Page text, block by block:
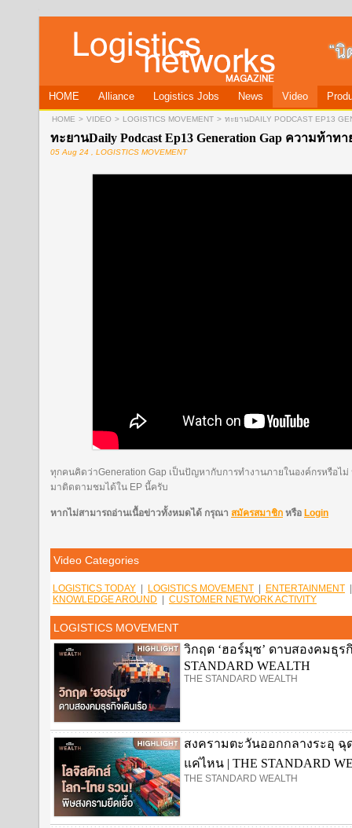
HOME Alliance Logistics Jobs News Video
HOME > VIDEO > LOGISTICS MOVEMENT > ทะยานDAILY PODCAST EP13
ทะยานDaily Podcast Ep13 Generation Gap ความท้าท
05 Aug 24 , LOGISTICS MOVEMENT
ทุกคนคิดว่าGeneration Gap เป็นปัญหากับการทำงานภายในองค์กรหรือไม่
มาติดตามชมได้ใน EP นี้ครับ
หากไม่สามารถอ่านเนื้อข่าวทั้งหมดได้ กรุณา สมัครสมาชิก หรือ Login
Video Categories
LOGISTICS TODAY LOGISTICS MOVEMENT ENTERTAINMENT
KNOWLEDGE AROUND
CUSTOMER NETWORK ACTIVITY
LOGISTICS MOVEMENT
วิกฤต ‘ฮอร์มุซ’ ดาบสองคมธุ
STANDARD WEALTH
THE STANDARD WEALTH
สงครามตะวันออกกลางระอุ ฉุ
แค่ไหน | THE STANDARD
THE STANDARD WEALTH